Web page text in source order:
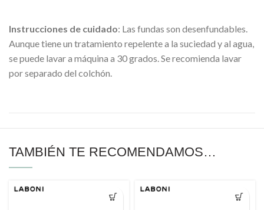
Instrucciones de cuidado: Las fundas son desenfundables.
Aunque tiene un tratamiento repelente a la suciedad y al agua,
se puede lavar a máquina a 30 grados. Se recomienda lavar
por separado del colchón.
TAMBIÉN TE RECOMENDAMOS…